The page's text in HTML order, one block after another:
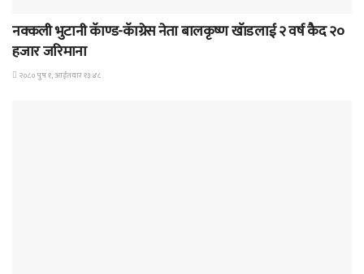
नक्कली भुटानी कॅाण्ड-कॅाग्रेस नेता बालकृष्ण खॅाडलाई २ वर्ष कैद २०
हजार जरिमाना
२०८० पुष १, आईतवार १३:४८